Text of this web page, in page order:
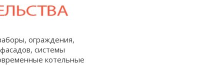
, ограждения,
фасадов, системы
котельные